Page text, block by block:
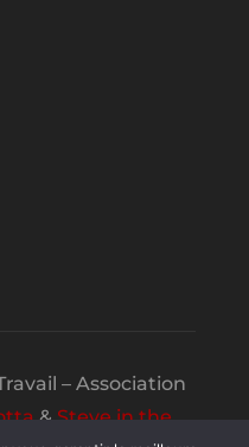
– Association
&Steve in the